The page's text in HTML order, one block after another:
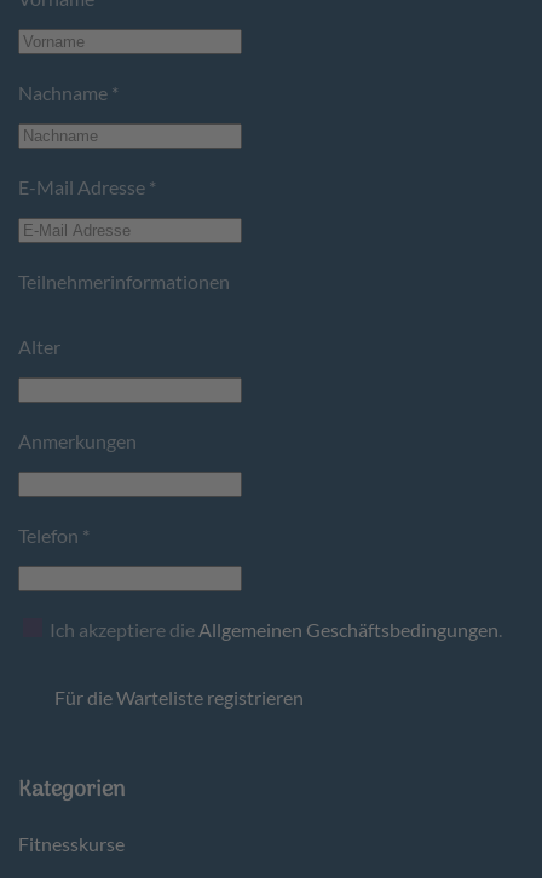
Nachname *
E-Mail Adresse *
Teilnehmerinformationen
Alter
Anmerkungen
Telefon *
Ich akzeptiere die Allgemeinen Geschäftsbedingungen.
Für die Warteliste registrieren
Kategorien
Fitnesskurse